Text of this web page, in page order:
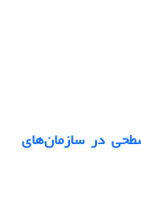
در سازمان‌های